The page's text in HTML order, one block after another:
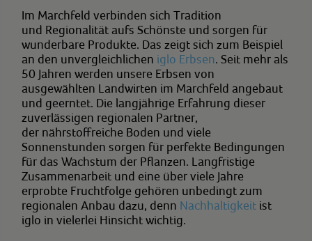
Im Marchfeld verbinden sich Tradition
und Regionalität aufs Schönste und sorgen für
wunderbare Produkte. Das zeigt sich zum Beispiel
an den unvergleichlichen iglo Erbsen. Seit mehr als
50 Jahren werden unsere Erbsen von
ausgewählten Landwirten im Marchfeld angebaut
und geerntet. Die langjährige Erfahrung dieser
zuverlässigen regionalen Partner,
der nährstoffreiche Boden und viele
Sonnenstunden sorgen für perfekte Bedingungen
für das Wachstum der Pflanzen. Langfristige
Zusammenarbeit und eine über viele Jahre
erprobte Fruchtfolge gehören unbedingt zum
regionalen Anbau dazu, denn Nachhaltigkeit ist
iglo in vielerlei Hinsicht wichtig.